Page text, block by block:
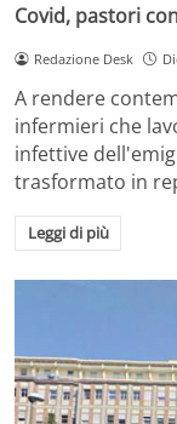
Covid, pastori
Redazione Desk
A rendere
infermieri che
infettive
trasformato in
Leggi di più